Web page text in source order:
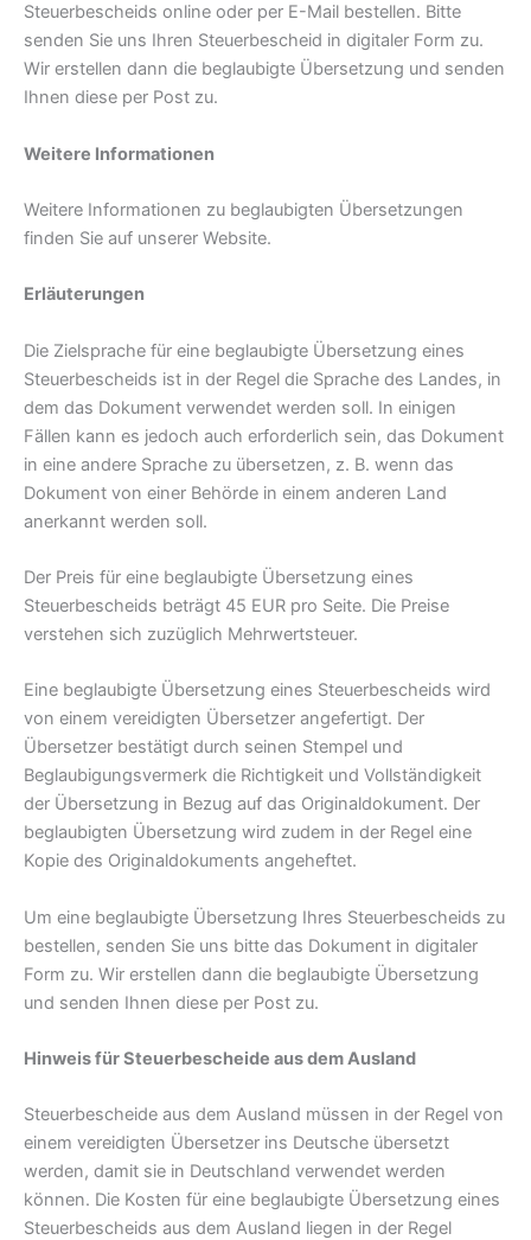
Steuerbescheids online oder per E-Mail bestellen. Bitte
senden Sie uns Ihren Steuerbescheid in digitaler Form zu.
Wir erstellen dann die beglaubigte Übersetzung und senden
Ihnen diese per Post zu.
Weitere Informationen
Weitere Informationen zu beglaubigten Übersetzungen
finden Sie auf unserer Website.
Erläuterungen
Die Zielsprache für eine beglaubigte Übersetzung eines
Steuerbescheids ist in der Regel die Sprache des Landes, in
dem das Dokument verwendet werden soll. In einigen
Fällen kann es jedoch auch erforderlich sein, das Dokument
in eine andere Sprache zu übersetzen, z. B. wenn das
Dokument von einer Behörde in einem anderen Land
anerkannt werden soll.
Der Preis für eine beglaubigte Übersetzung eines
Steuerbescheids beträgt 45 EUR pro Seite. Die Preise
verstehen sich zuzüglich Mehrwertsteuer.
Eine beglaubigte Übersetzung eines Steuerbescheids wird
von einem vereidigten Übersetzer angefertigt. Der
Übersetzer bestätigt durch seinen Stempel und
Beglaubigungsvermerk die Richtigkeit und Vollständigkeit
der Übersetzung in Bezug auf das Originaldokument. Der
beglaubigten Übersetzung wird zudem in der Regel eine
Kopie des Originaldokuments angeheftet.
Um eine beglaubigte Übersetzung Ihres Steuerbescheids zu
bestellen, senden Sie uns bitte das Dokument in digitaler
Form zu. Wir erstellen dann die beglaubigte Übersetzung
und senden Ihnen diese per Post zu.
Hinweis für Steuerbescheide aus dem Ausland
Steuerbescheide aus dem Ausland müssen in der Regel von
einem vereidigten Übersetzer ins Deutsche übersetzt
werden, damit sie in Deutschland verwendet werden
können. Die Kosten für eine beglaubigte Übersetzung eines
Steuerbescheids aus dem Ausland liegen in der Regel